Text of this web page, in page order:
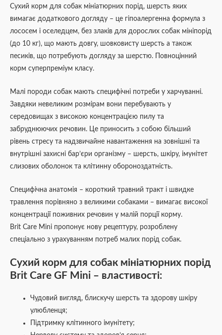
Сухий корм для собак мініатюрних порід, шерсть яких
вимагає додаткового догляду – це гіпоалергенна формула з
лососем і оселедцем, без злаків для дорослих собак мініпорід
(до 10 кг), що мають довгу, шовковисту шерсть а також
песиків, що потребують догляду за шерстю. Повноцінний
корм суперпреміум класу.
Малі породи собак мають специфічні потреби у харчуванні.
Завдяки невеликим розмірам вони перебувають у
середовищах з високою концентрацією пилу та
забруднюючих речовин. Це приносить з собою більший
рівень стресу та надзвичайне навантаження на зовнішні та
внутрішні захисні бар’єри організму – шерсть, шкіру, імунітет
слизових оболонок та клітинну обороноздатність.
Специфічна анатомія – короткий травний тракт і швидке
травлення порівняно з великими собаками – вимагає високої
концентрації поживних речовин у малій порції корму.
Brit Care Mini пропонує нову рецептуру, розроблену
спеціально з урахуванням потреб малих порід собак.
Сухий корм для собак мініатюрних порід
Brit Care GF Mini – властивості:
Чудовий вигляд, блискучу шерсть та здорову шкіру
улюбленця;
Підтримку клітинного імунітету;